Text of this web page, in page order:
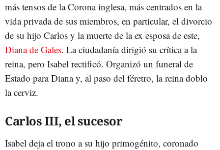
más tensos de la Corona inglesa, más centrados en la
vida privada de sus miembros, en particular, el divorcio
de su hijo Carlos y la muerte de la ex esposa de este,
Diana de Gales. La ciudadanía dirigió su crítica a la
reina, pero Isabel rectificó. Organizó un funeral de
Estado para Diana y, al paso del féretro, la reina doblo
la cerviz.
Carlos III, el sucesor
Isabel deja el trono a su hijo primogénito, coronado